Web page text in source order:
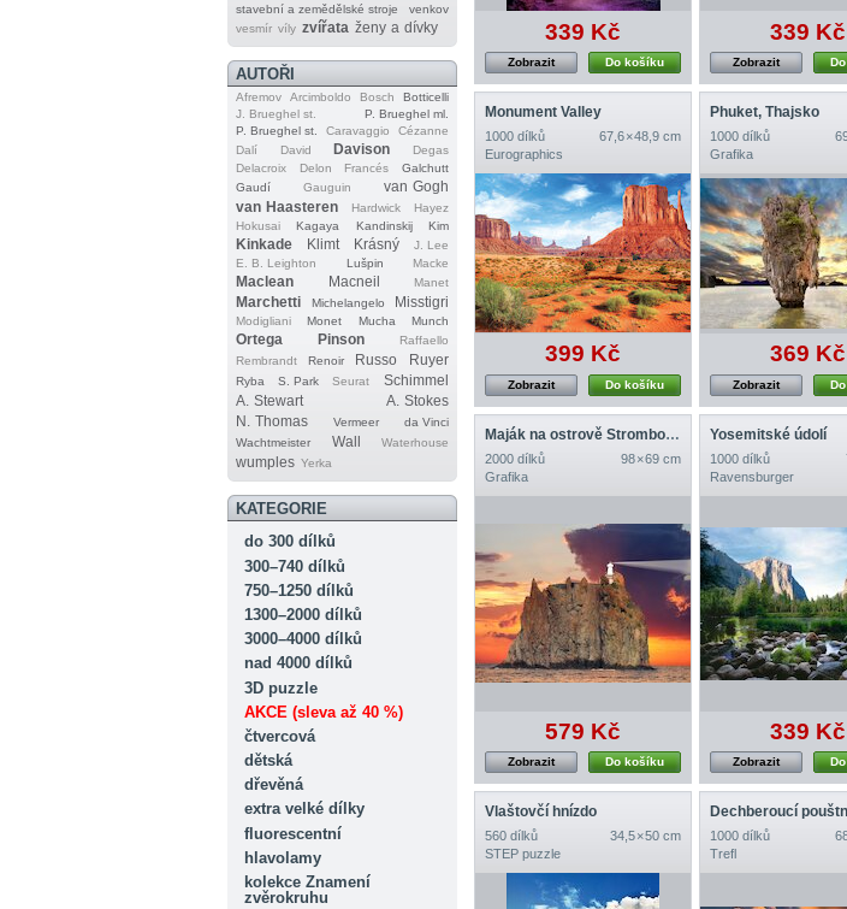
stavební a zemědělské stroje
venkov
vesmír víly zvířata ženy a dívky
AUTOŘI
Afremov Arcimboldo Bosch
Botticelli
J. Brueghel st.
P. Brueghel ml.
P. Brueghel st.
Caravaggio
Cézanne
Dalí
David Davison
Degas
Delacroix
Delon Francés
Galchutt
Gaudí
Gauguin
van Gogh
van Haasteren
Hardwick
Hayez
Hokusai
Kagaya Kandinskij Kim
Kinkade Klimt Krásný
J. Lee
E. B. Leighton
Lušpin Macke
Maclean Macneil Manet
Marchetti Michelangelo Misstigri
Modigliani Monet Mucha Munch
Ortega Pinson
Raffaello
Rembrandt
Renoir Russo Ruyer
Ryba S. Park Seurat
Schimmel
A. Stewart
A. Stokes
N. Thomas
Vermeer
da Vinci
Wachtmeister
Wall Waterhouse
wumples Yerka
KATEGORIE
do 300 dílků
300–740 dílků
750–1250 dílků
1300–2000 dílků
3000–4000 dílků
nad 4000 dílků
3D puzzle
AKCE (sleva až 40 %)
čtvercová
dětská
dřevěná
extra velké dílky
fluorescentní
hlavolamy
kolekce Znamení
zvěrokruhu
339 Kč
Do košíku
Zobrazit
339 Kč
Zobrazit
Monument Valley
1000 dílků
67,6 × 48,9 cm
Eurographics
399 Kč
Do košíku
Zobrazit
Phuket, Thajsko
1000 dílků
Grafika
369 Kč
Zobrazit
Maják na ostrově Strombolicchio, Itálie
2000 dílků
98 × 69 cm
Grafika
579 Kč
Do košíku
Zobrazit
Yosemitské údolí
1000 dílků
Ravensburger
339 Kč
Zobrazit
Vlaštovčí hnízdo
560 dílků
34,5 × 50 cm
STEP puzzle
Dechberoucí
1000 dílků
Trefl